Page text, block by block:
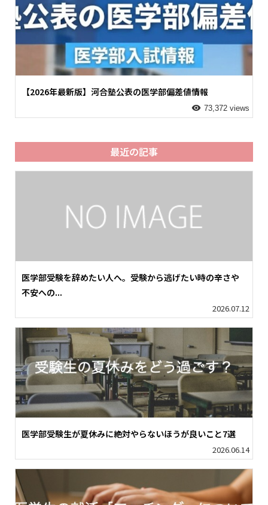
【2026年最新版】河合塾公表の医学部偏差値情報
73,372 views
最近の記事
医学部受験を辞めたい人へ。受験から逃げたい時の辛さや
不安への...
2026.07.12
医学部受験生が夏休みに絶対やらないほうが良いこと7選
2026.06.14